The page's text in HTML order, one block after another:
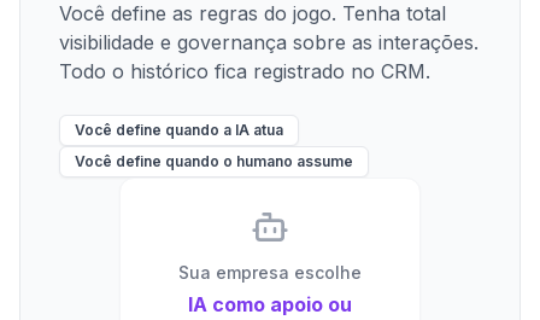
Você define as regras do jogo. Tenha total
visibilidade e governança sobre as interações.
Todo o histórico fica registrado no CRM.
Você define quando a IA atua
Você define quando o humano assume
Sua empresa escolhe
IA como apoio ou